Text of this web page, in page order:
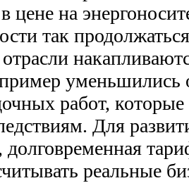
цене на
так
уменьшились
работ,
Для
долговременная
реальные